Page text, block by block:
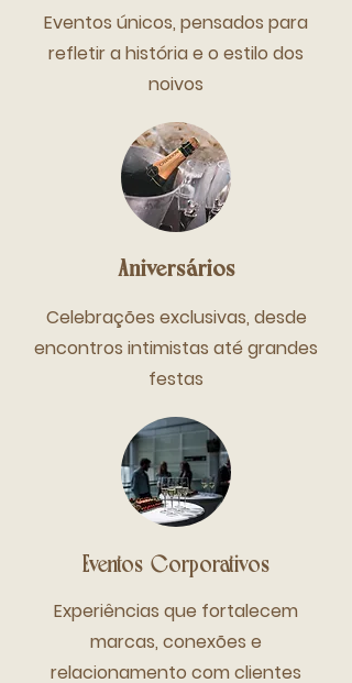
Eventos únicos, pensados para
refletir a história e o estilo dos
noivos
Aniversários
Celebrações exclusivas, desde
encontros intimistas até grandes
festas
Eventos Corporativos
Experiências que fortalecem
marcas, conexões e
relacionamento com clientes